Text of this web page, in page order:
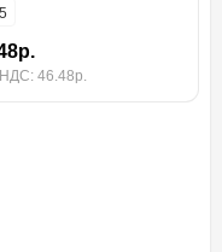
46.48р.